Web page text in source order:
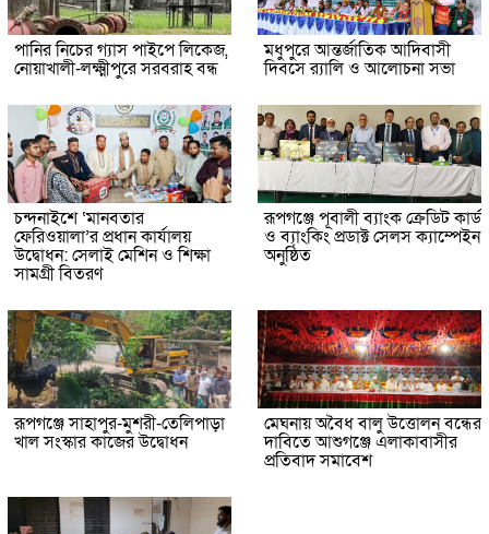
পানির নিচের গ্যাস পাইপে লিকেজ,
নোয়াখালী-লক্ষ্মীপুরে সরবরাহ বন্ধ
মধুপুরে আন্তর্জাতিক আদিবাসী
দিবসে র‍্যালি ও আলোচনা সভা
চন্দনাইশে ‘মানবতার
ফেরিওয়ালা’র প্রধান কার্যালয়
উদ্বোধন: সেলাই মেশিন ও শিক্ষা
সামগ্রী বিতরণ
রূপগঞ্জে পূবালী ব্যাংক ক্রেডিট কার্ড
ও ব্যাংকিং প্রডাক্ট সেলস ক্যাম্পেইন
অনুষ্ঠিত
রূপগঞ্জে সাহাপুর-মুশরী-তেলিপাড়া
খাল সংস্কার কাজের উদ্বোধন
মেঘনায় অবৈধ বালু উত্তোলন বন্ধের
দাবিতে আশুগঞ্জে এলাকাবাসীর
প্রতিবাদ সমাবেশ